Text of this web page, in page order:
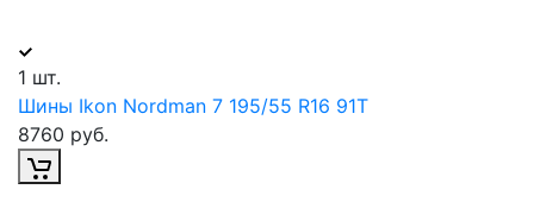
1 шт.
Шины Ikon Nordman 7 195/55 R16 91T
8760 руб.